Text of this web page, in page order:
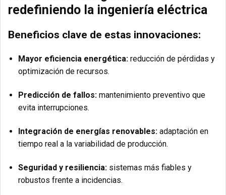
redefiniendo la ingeniería eléctrica
Beneficios clave de estas innovaciones:
Mayor eficiencia energética: reducción de pérdidas y
optimización de recursos.
Predicción de fallos: mantenimiento preventivo que
evita interrupciones.
Integración de energías renovables: adaptación en
tiempo real a la variabilidad de producción.
Seguridad y resiliencia: sistemas más fiables y
robustos frente a incidencias.